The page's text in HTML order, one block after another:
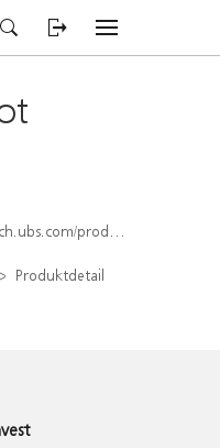
detail/index/isin/CH1581943953
Produktdetail